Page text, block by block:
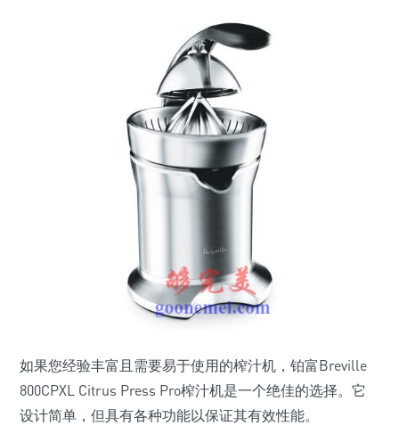
如果您经验丰富且需要易于使用的榨汁机，铂富Breville
800CPXL Citrus Press Pro榨汁机是一个绝佳的选择。它
设计简单，但具有各种功能以保证其有效性能。